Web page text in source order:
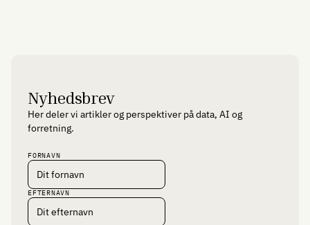
Nyhedsbrev
Her deler vi artikler og perspektiver på data, AI og
forretning.
FORNAVN
EFTERNAVN